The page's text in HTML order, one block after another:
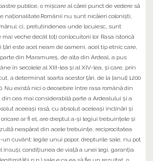
publice, o mişcare al cărei punct de vedere să
naţionalitate.Românii nu sunt nicăieri colonişti,
ci, pretutindenea unde locuiesc, sunt
veche decât toţi conlocuitorii lor. Rasa istorică
ţări este acel neam de oameni, acel tip etnic care,
din Maramureş, de alta din Ardeal, a pus
în secolele al XIII-lea şi al XIV-lea, şi care, prin
a determinat soarta acestor ţări, de la [anul] 1200
Nu există nici o deosebire între rasa română din
cea mai considerabilă parte a Ardealului şi a
aceeaşi rasă, cu absolut aceleaşi înclinări şi
ar fi el, are dreptul a-şi legiui trebuinţele şi
neapărat din acele trebuinţe, reciprocitatea
un cuvânt: legile unui popor, drepturile sale, nu pot
însuşi; condiţiunea de viaţă a unei legi, garanţia